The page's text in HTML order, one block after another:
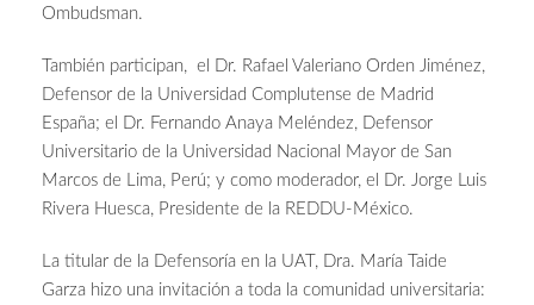
Ombudsman.
También participan, el Dr. Rafael Valeriano Orden Jiménez,
Defensor de la Universidad Complutense de Madrid
España; el Dr. Fernando Anaya Meléndez, Defensor
Universitario de la Universidad Nacional Mayor de San
Marcos de Lima, Perú; y como moderador, el Dr. Jorge Luis
Rivera Huesca, Presidente de la REDDU-México.
La titular de la Defensoría en la UAT, Dra. María Taide
Garza hizo una invitación a toda la comunidad universitaria: